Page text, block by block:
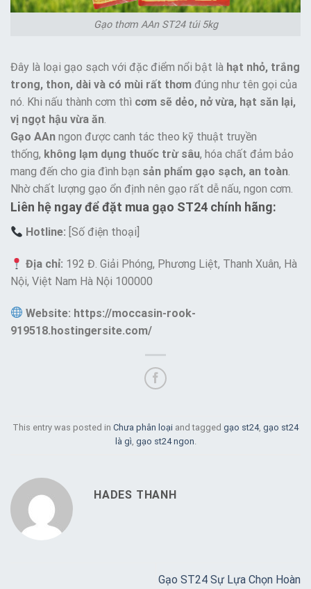
Gạo thơm AAn ST24 túi 5kg
Đây là loại gạo sạch với đặc điểm nổi bật là hạt nhỏ, trắng
trong, thon, dài và có mùi rất thơm đúng như tên gọi của
nó. Khi nấu thành cơm thì cơm sẽ dẻo, nở vừa, hạt săn lại,
vị ngọt hậu vừa ăn.
Gạo AAn ngon được canh tác theo kỹ thuật truyền
thống, không lạm dụng thuốc trừ sâu, hóa chất đảm bảo
mang đến cho gia đình bạn sản phẩm gạo sạch, an toàn.
Nhờ chất lượng gạo ổn định nên gạo rất dễ nấu, ngon cơm.
Liên hệ ngay để đặt mua gạo ST24 chính hãng:
Hotline: [Số điện thoại]
Địa chỉ: 192 Đ. Giải Phóng, Phương Liệt, Thanh Xuân, Hà
Nội, Việt Nam Hà Nội 100000
Website: https://moccasin-rook-
919518.hostingersite.com/
This entry was posted in Chưa phân loại and tagged gạo st24, gạo st24
là gì, gạo st24 ngon.
HADES THANH
Gạo ST24 Sự Lựa Chọn Hoàn